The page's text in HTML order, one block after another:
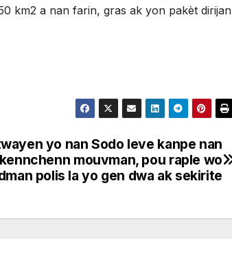
km2 a nan farin, gras ak yon pakèt dirijan
yo nan Sodo leve kanpe nan
mouvman, pou raple wo
polis la yo gen dwa ak sekirite